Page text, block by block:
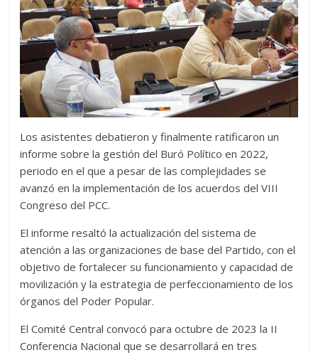
Los asistentes debatieron y finalmente ratificaron un
informe sobre la gestión del Buró Político en 2022,
periodo en el que a pesar de las complejidades se
avanzó en la implementación de los acuerdos del VIII
Congreso del PCC.
El informe resaltó la actualización del sistema de
atención a las organizaciones de base del Partido, con el
objetivo de fortalecer su funcionamiento y capacidad de
movilización y la estrategia de perfeccionamiento de los
órganos del Poder Popular.
El Comité Central convocó para octubre de 2023 la II
Conferencia Nacional que se desarrollará en tres